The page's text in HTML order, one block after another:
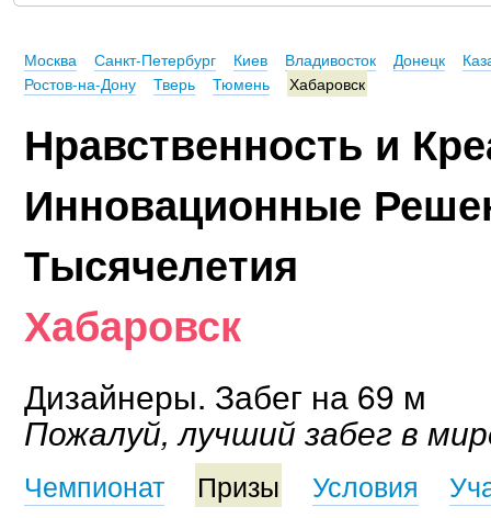
Москва Санкт-Петербург Киев Владивосток Донецк
Ростов-на-Дону
Тверь Тюмень Хабаровск
Нравственность и
Инновационные
Тысячелетия
Хабаровск
Дизайнеры. Забег на 69 м
Пожалуй, лучший забег в
Чемпионат Призы Условия